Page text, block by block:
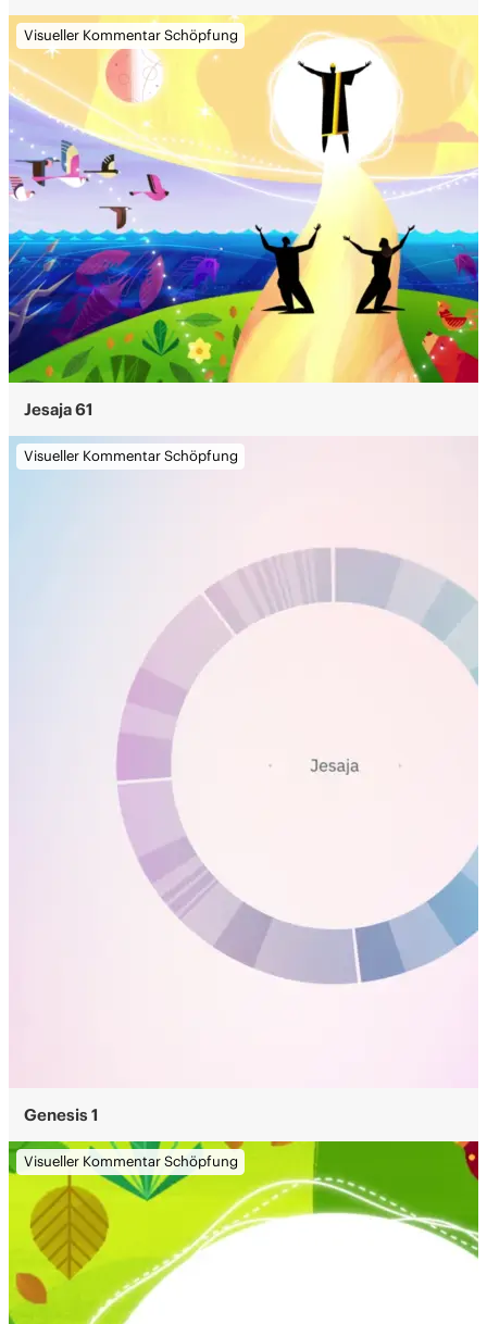
Visueller Kommentar Schöpfung
Jesaja 61
Visueller Kommentar Schöpfung
Genesis 1
Visueller Kommentar Schöpfung